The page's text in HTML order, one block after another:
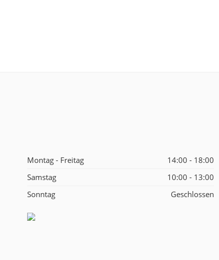
Montag - Freitag
14:00 - 18:00
Samstag
10:00 - 13:00
Sonntag
Geschlossen